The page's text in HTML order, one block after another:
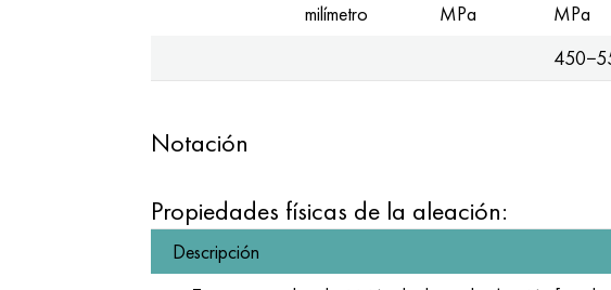
milímetro
MPa MPa
Notación
Propiedades físicas de la aleación:
Descripción